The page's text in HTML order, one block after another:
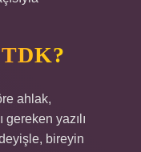
ahlak,
yazılı
bireyin